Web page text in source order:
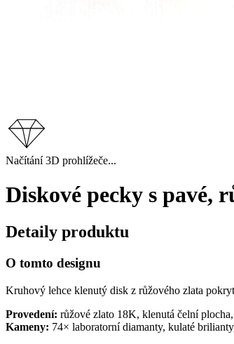
Načítání 3D prohlížeče...
Diskové pecky s pavé,
Detaily produktu
O tomto designu
Kruhový lehce klenutý disk z růžového zlata
Provedení: růžové zlato 18K, klenutá čelní
Kameny: 74× laboratorní diamanty, kulaté